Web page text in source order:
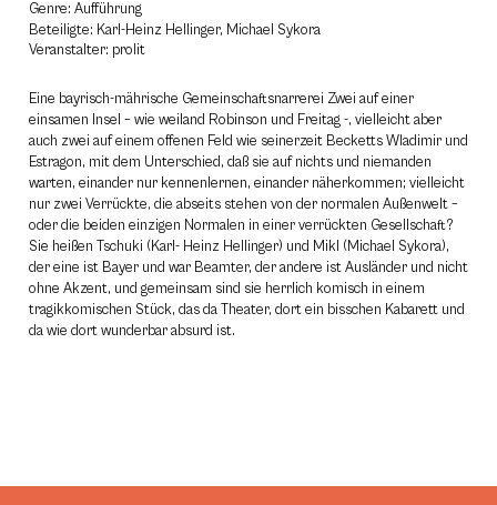
Genre: Aufführung
Beteiligte: Karl-Heinz Hellinger, Michael Sykora
Veranstalter: prolit
Eine bayrisch-mährische Gemeinschaftsnarrerei Zwei auf einer
einsamen Insel – wie weiland Robinson und Freitag -, vielleicht aber
auch zwei auf einem offenen Feld wie seinerzeit Becketts Wladimir und
Estragon, mit dem Unterschied, daß sie auf nichts und niemanden
warten, einander nur kennenlernen, einander näherkommen; vielleicht
nur zwei Verrückte, die abseits stehen von der normalen Außenwelt –
oder die beiden einzigen Normalen in einer verrückten Gesellschaft?
Sie heißen Tschuki (Karl- Heinz Hellinger) und Mikl (Michael Sykora),
der eine ist Bayer und war Beamter, der andere ist Ausländer und nicht
ohne Akzent, und gemeinsam sind sie herrlich komisch in einem
tragikkomischen Stück, das da Theater, dort ein bisschen Kabarett und
da wie dort wunderbar absurd ist.